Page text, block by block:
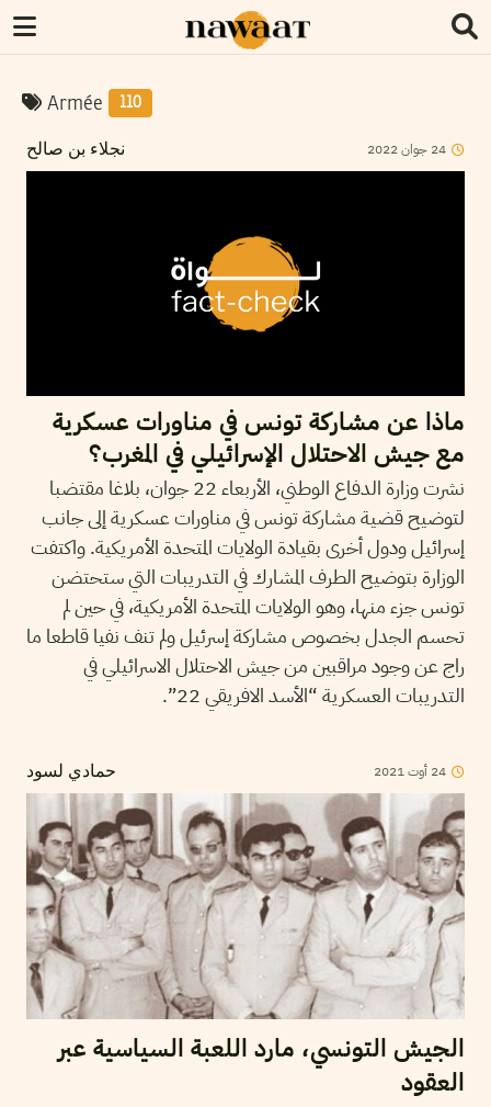
Armée 110
نجلاء بن صالح 24 جوان2022
ماذا عن مشاركة تونس في مناورات عسكرية
مع جيش الاحتلال الإسرائيلي في المغرب؟
نشرت وزارة الدفاع الوطني، الأربعاء 22 جوان، بلاغا مقتضبا
لتوضيح قضية مشاركة تونس في مناورات عسكرية إلى جانب
إسرائيل ودول أخرى بقيادة الولايات المتحدة الأمريكية. واكتفت
الوزارة بتوضيح الطرف المشارك في التدريبات التي ستحتضن
تونس جزء منها، وهو الولايات المتحدة الأمريكية، في حين لم
تحسم الجدل بخصوص مشاركة إسرئيل ولم تنف نفيا قاطعا ما
راج عن وجود مراقبين من جيش الاحتلال الاسرائيلي في
التدريبات العسكرية “الأسد الافريقي 22”.
حمادي لسود 24 أوت2021
الجيش التونسي، مارد اللعبة السياسية عبر
العقود